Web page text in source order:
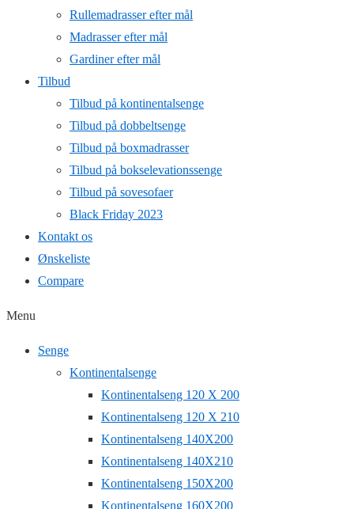
Rullemadrasser efter mål
Madrasser efter mål
Gardiner efter mål
Tilbud
Tilbud på kontinentalsenge
Tilbud på dobbeltsenge
Tilbud på boxmadrasser
Tilbud på bokselevationssenge
Tilbud på sovesofaer
Black Friday 2023
Kontakt os
Ønskeliste
Compare
Menu
Senge
Kontinentalsenge
Kontinentalseng 120 X 200
Kontinentalseng 120 X 210
Kontinentalseng 140X200
Kontinentalseng 140X210
Kontinentalseng 150X200
Kontinentalseng 160X200